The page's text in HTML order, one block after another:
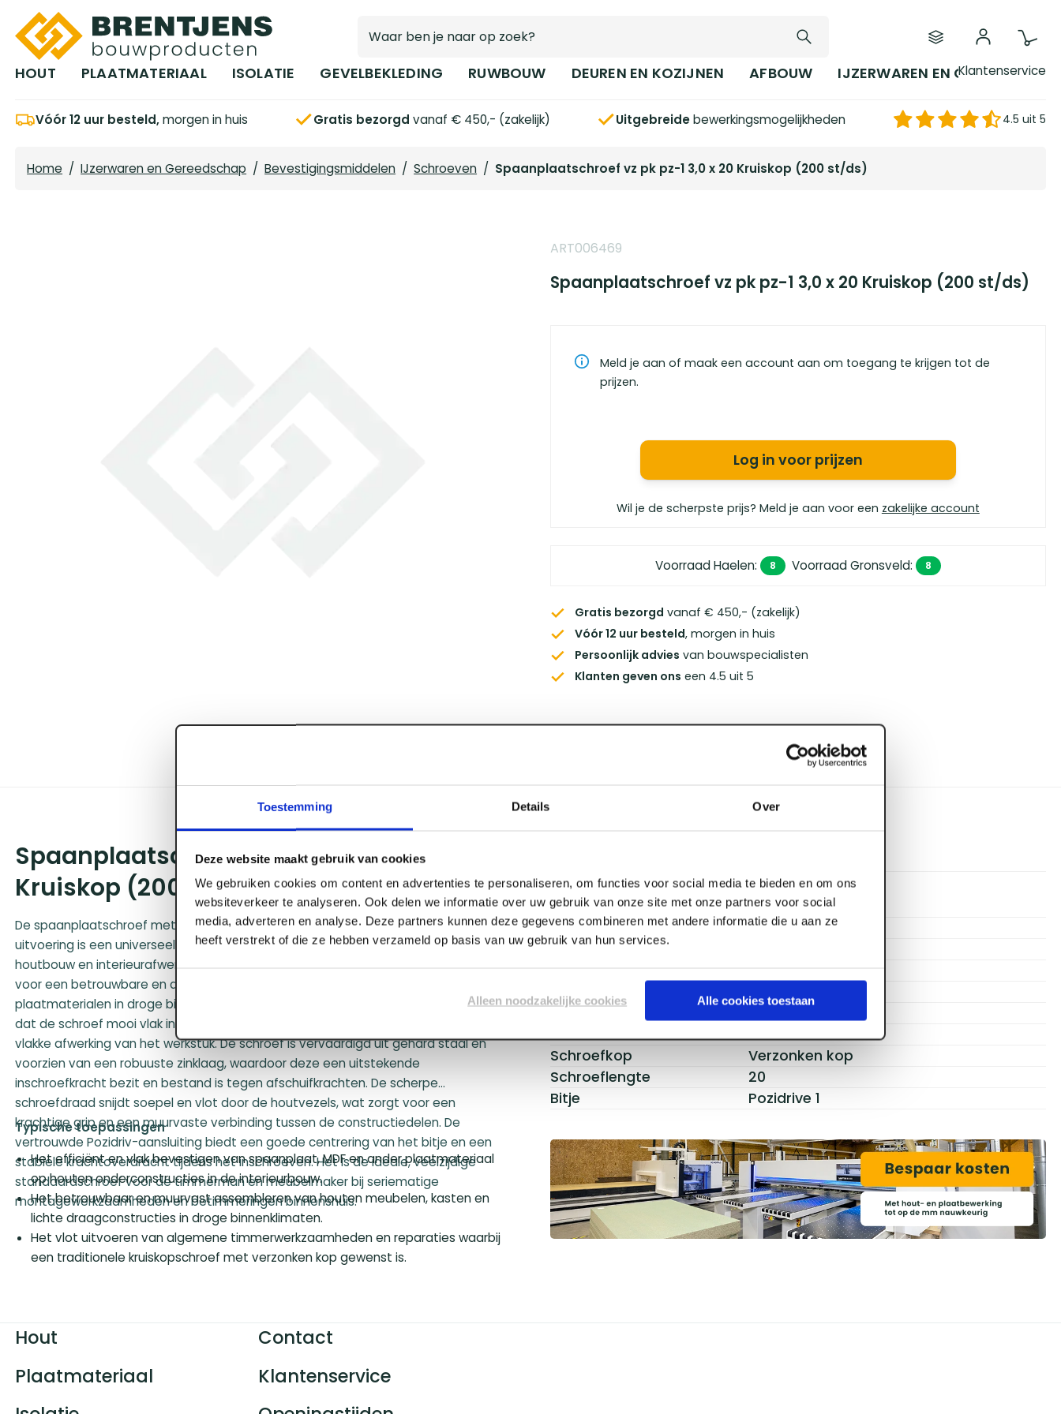
Toestemming Details Over
Deze website maakt gebruik van cookies
We gebruiken cookies om content en advertenties te personaliseren, om functies voor social media te bieden en om ons
websiteverkeer te analyseren. Ook delen we informatie over uw gebruik van onze site met onze partners voor social
media, adverteren en analyse. Deze partners kunnen deze gegevens combineren met andere informatie die u aan ze
heeft verstrekt of die ze hebben verzameld op basis van uw gebruik van hun services.
Alleen noodzakelijke cookies Alle cookies toestaan
Ga naar hoofdinhoud
HOUT PLAATMATERIAAL ISOLATIE GEVELBEKLEDING RUWBOUW DEUREN EN KOZIJNEN AFBOUW IJZERWAREN EN GEREEDSCHAP
Klantenservice
Vóór 12 uur besteld,morgen in huis Gratis bezorgd vanaf € 450,- (zakelijk) Uitgebreidebewerkingsmogelijkheden 4.5 uit 5
Home / IJzerwaren en Gereedschap / Bevestigingsmiddelen / Schroeven / Spaanplaatschroef vz pk pz-1 3,0 x 20 Kruiskop (200 st/ds)
ART006469
Spaanplaatschroef vz pk pz-1 3,0 x 20 Kruiskop (200 st/ds)
Meld je aan of maak een account aan om toegang te krijgen tot de
prijzen.
Log in voor prijzen
Wil je de scherpste prijs? Meld je aan voor een zakelijke account
Voorraad Haelen: 8 Voorraad Gronsveld: 8
Gratis bezorgd vanaf € 450,- (zakelijk)
Vóór 12 uur besteld, morgen in huis
Persoonlijk advies van bouwspecialisten
Klanten geven ons een 4.5 uit 5
Spaanplaatschroef vz pk pz-1 3,0 x 20
Kruiskop (200 st/ds)
De spaanplaatschroef met platkop en kruiskopaansluiting (Pozidriv) in een verzinkte
uitvoering is een universeel en onmisbaar bevestigingsmiddel voor de algemene
houtbouw en interieurafwerking. Deze traditionele constructieschroef is ontworpen
voor een betrouwbare en doeltreffende montage van diverse houtsoorten en
plaatmaterialen in droge binnenklimaten. De strakke verzonken kop zorgt ervoor
dat de schroef mooi vlak in het oppervlak wegvalt, wat resulteert in een nette en
vlakke afwerking van het werkstuk. De schroef is vervaardigd uit gehard staal en
voorzien van een robuuste zinklaag, waardoor deze een uitstekende
inschroefkracht bezit en bestand is tegen afschuifkrachten. De scherpe
schroefdraad snijdt soepel en vlot door de houtvezels, wat zorgt voor een
krachtige grip en een muurvaste verbinding tussen de constructiedelen. De
vertrouwde Pozidriv-aansluiting biedt een goede centrering van het bitje en een
stabiele krachtoverdracht tijdens het inschroeven. Het is de ideale, veelzijdige
standaardschroef voor de timmerman en meubelmaker bij seriematige
montagewerkzaamheden en betimmeringen binnenshuis.
Typische toepassingen
Het efficiënt en vlak bevestigen van spaanplaat, MDF en ander plaatmateriaal
op houten onderconstructies in de interieurbouw.
Het betrouwbaar en muurvast assembleren van houten meubelen, kasten en
lichte draagconstructies in droge binnenklimaten.
Het vlot uitvoeren van algemene timmerwerkzaamheden en reparaties waarbij
een traditionele kruiskopschroef met verzonken kop gewenst is.
Merk
Proftec
Lengte
20 mm
Materiaal
Kleur
Zwart
Schroefdikte
Schroefdraad
Voldraad
Schroefkop
Verzonken kop
Schroeflengte
20
Bitje
Pozidrive 1
Hout
Plaatmateriaal
Contact
Klantenservice